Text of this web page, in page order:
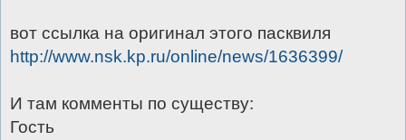
вот ссылка на оригинал этого пасквиля
http://www.nsk.kp.ru/online/news/1636399/
И там комменты по существу:
Гость